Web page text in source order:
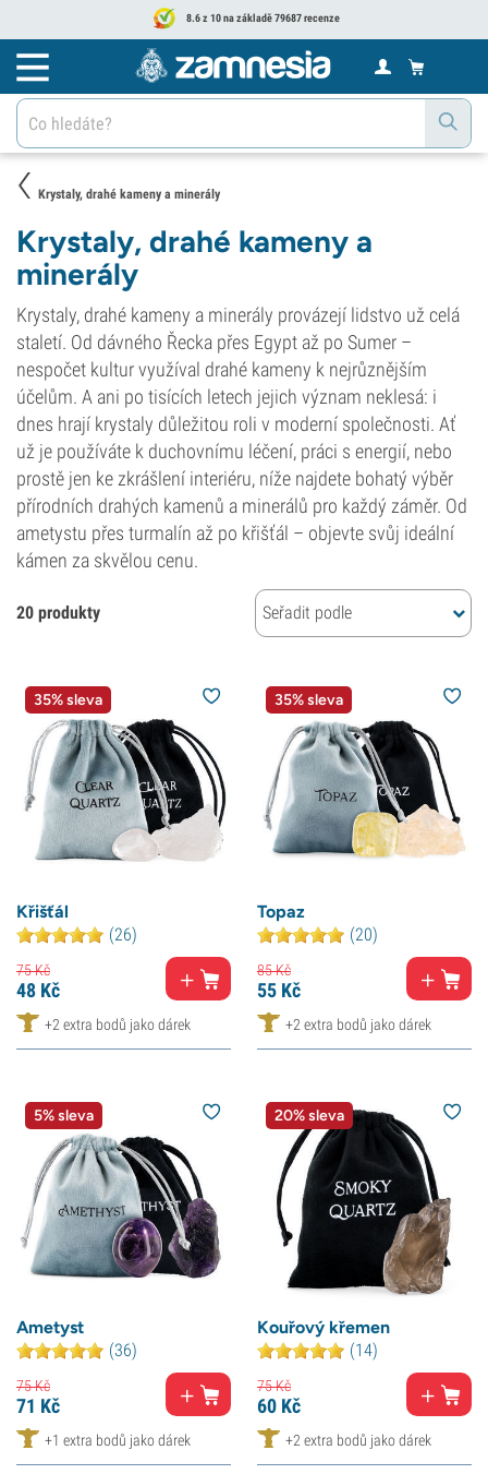
8.6 z 10 na základě 79687 recenze
Krystaly, drahé kameny a minerály
Krystaly, drahé kameny a
minerály
Krystaly, drahé kameny a minerály provázejí lidstvo už celá
staletí. Od dávného Řecka přes Egypt až po Sumer –
nespočet kultur využíval drahé kameny k nejrůznějším
účelům. A ani po tisících letech jejich význam neklesá: i
dnes hrají krystaly důležitou roli v moderní společnosti. Ať
už je používáte k duchovnímu léčení, práci s energií, nebo
prostě jen ke zkrášlení interiéru, níže najdete bohatý výběr
přírodních drahých kamenů a minerálů pro každý záměr. Od
ametystu přes turmalín až po křišťál – objevte svůj ideální
kámen za skvělou cenu.
20 produkty Seřadit podle
35% sleva
Křišťál
(26)
75Kč
48 Kč
+2 extra bodů jako dárek
35% sleva
Topaz
(20)
85Kč
55 Kč
+2 extra bodů jako dárek
5% sleva
Ametyst
(36)
75Kč
71 Kč
+1 extra bodů jako dárek
20% sleva
Kouřový křemen
(14)
75Kč
60 Kč
+2 extra bodů jako dárek